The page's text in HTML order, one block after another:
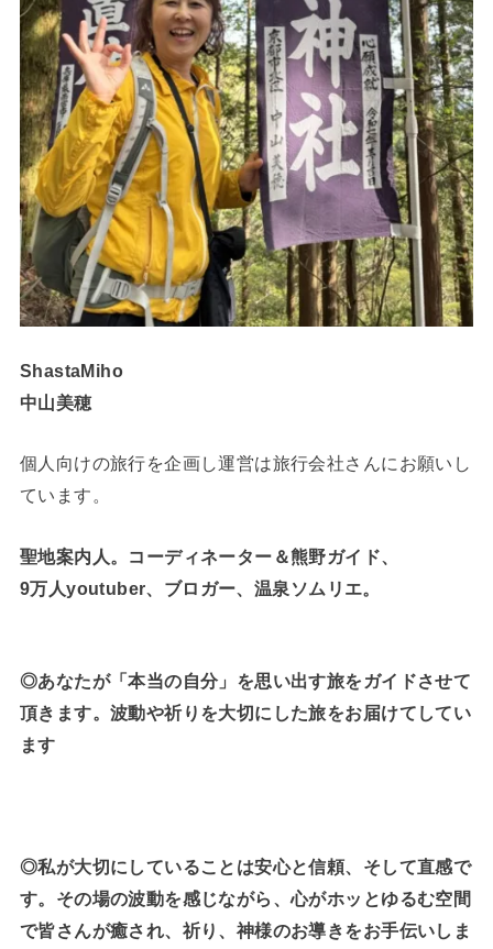
ShastaMiho
中山美穂
個人向けの旅行を企画し運営は旅行会社さんにお願いし
ています。
聖地案内人。コーディネーター＆熊野ガイド、
9万人youtuber、ブロガー、温泉ソムリエ。
◎あなたが「本当の自分」を思い出す旅をガイドさせて
頂きます。波動や祈りを大切にした旅をお届けてしてい
ます
◎私が大切にしていることは安心と信頼、そして直感で
す。その場の波動を感じながら、心がホッとゆるむ空間
で皆さんが癒され、祈り、神様のお導きをお手伝いしま